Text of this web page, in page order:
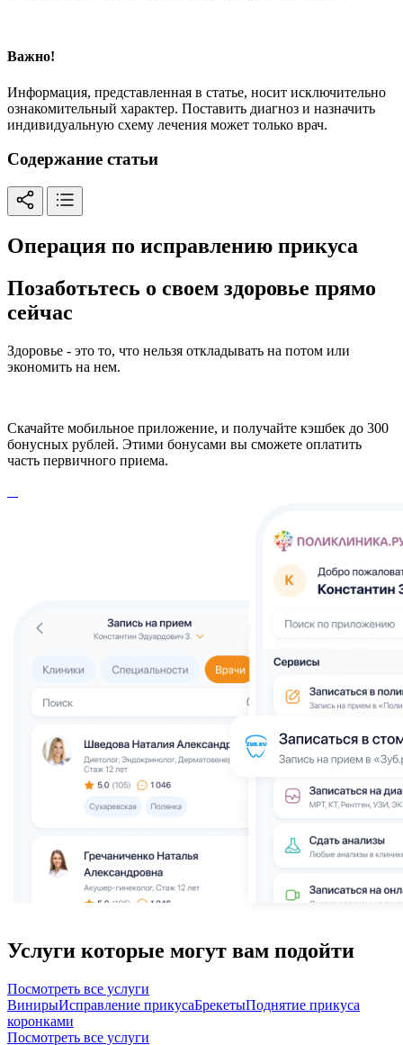
Важно!
Информация, представленная в статье, носит исключительно
ознакомительный характер. Поставить диагноз и назначить
индивидуальную схему лечения может только врач.
Содержание статьи
Операция по исправлению прикуса
Позаботьтесь о своем здоровье прямо
сейчас
Здоровье - это то, что нельзя откладывать на потом или
экономить на нем.
Скачайте мобильное приложение, и получайте кэшбек до 300
бонусных рублей. Этими бонусами вы сможете оплатить
часть первичного приема.
Услуги которые могут вам подойти
Посмотреть все услуги
ВинирыИсправление прикусаБрекетыПоднятие прикуса
коронками
Посмотреть все услуги